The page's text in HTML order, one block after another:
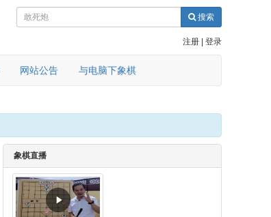
搜索
注册 登录
网站公告 与电脑下象棋
象棋直播